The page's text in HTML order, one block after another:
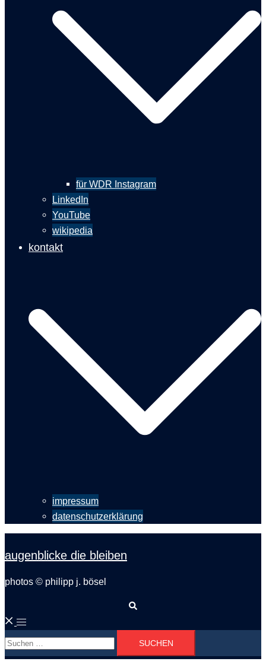
für WDR Instagram
LinkedIn
YouTube
wikipedia
kontakt
impressum
datenschutzerklärung
augenblicke die bleiben
photos © philipp j. bösel
Menü
umschalten
Suchen
nach: